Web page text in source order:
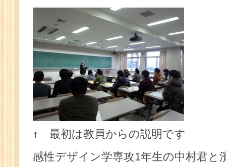
↑ 最初は教員からの説明です
感性デザイン学専攻1年生の中村君と